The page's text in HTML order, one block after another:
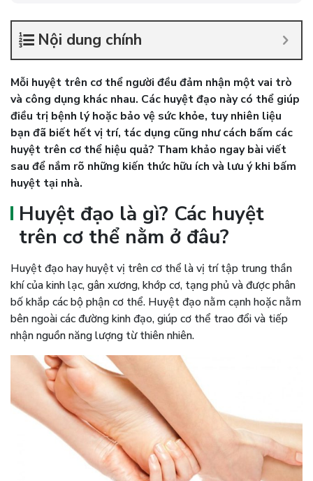
Nội dung chính
Mỗi huyệt trên cơ thể người đều đảm nhận một vai trò
và công dụng khác nhau. Các huyệt đạo này có thể giúp
điều trị bệnh lý hoặc bảo vệ sức khỏe, tuy nhiên liệu
bạn đã biết hết vị trí, tác dụng cũng như cách bấm các
huyệt trên cơ thể hiệu quả? Tham khảo ngay bài viết
sau để nắm rõ những kiến thức hữu ích và lưu ý khi bấm
huyệt tại nhà.
Huyệt đạo là gì? Các huyệt
trên cơ thể nằm ở đâu?
Huyệt đạo hay huyệt vị trên cơ thể là vị trí tập trung thần
khí của kinh lạc, gân xương, khớp cơ, tạng phủ và được phân
bố khắp các bộ phận cơ thể. Huyệt đạo nằm cạnh hoặc nằm
bên ngoài các đường kinh đạo, giúp cơ thể trao đổi và tiếp
nhận nguồn năng lượng từ thiên nhiên.